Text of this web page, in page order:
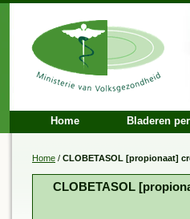
Home Bladeren
Home / CLOBETASOL [propionaat]
CLOBETASOL